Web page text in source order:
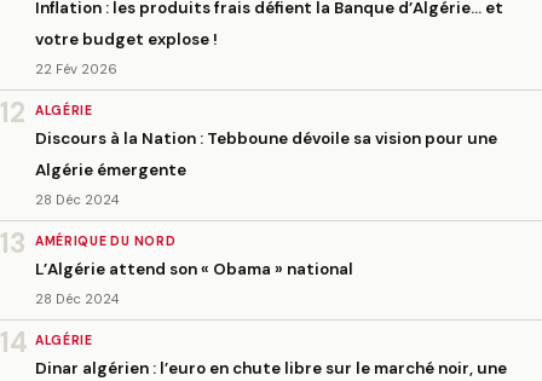
Inflation : les produits frais défient la Banque d’Algérie… et
votre budget explose !
22 Fév 2026
12 ALGÉRIE
Discours à la Nation : Tebboune dévoile sa vision pour une
Algérie émergente
28 Déc 2024
13 AMÉRIQUE DU NORD
L’Algérie attend son « Obama » national
28 Déc 2024
14 ALGÉRIE
Dinar algérien : l’euro en chute libre sur le marché noir, une